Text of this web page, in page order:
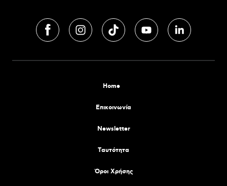
Home
Επικοινωνία
Newsletter
Tαυτότητα
Όροι Χρήσης